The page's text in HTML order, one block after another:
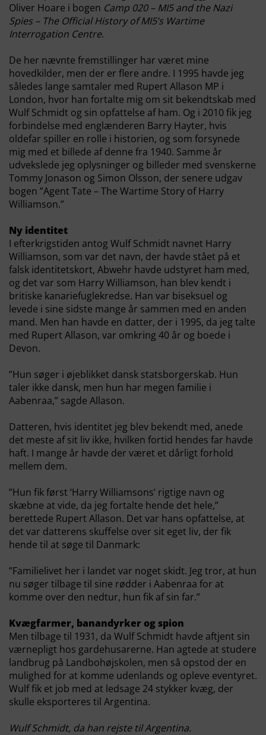
Oliver Hoare i bogen Camp 020 – MI5 and the Nazi
Spies – The Official History of MI5’s Wartime
Interrogation Centre.
De her nævnte fremstillinger har været mine
hovedkilder, men der er flere andre. I 1995 havde jeg
således lange samtaler med Rupert Allason MP i
London, hvor han fortalte mig om sit bekendtskab med
Wulf Schmidt og sin opfattelse af ham. Og i 2010 fik jeg
forbindelse med englænderen Barry Hayter, hvis
oldefar spiller en rolle i historien, og som forsynede
mig med et billede af denne fra 1940. Samme år
udvekslede jeg oplysninger og billeder med svenskerne
Tommy Jonason og Simon Olsson, der senere udgav
bogen ”Agent Tate – The Wartime Story of Harry
Williamson.”
Ny identitet
I efterkrigstiden antog Wulf Schmidt navnet Harry
Williamson, som var det navn, der havde stået på et
falsk identitetskort, Abwehr havde udstyret ham med,
og det var som Harry Williamson, han blev kendt i
britiske kanariefuglekredse. Han var biseksuel og
levede i sine sidste mange år sammen med en anden
mand. Men han havde en datter, der i 1995, da jeg talte
med Rupert Allason, var omkring 40 år og boede i
Devon.
”Hun søger i øjeblikket dansk statsborgerskab. Hun
taler ikke dansk, men hun har megen familie i
Aabenraa,” sagde Allason.
Datteren, hvis identitet jeg blev bekendt med, anede
det meste af sit liv ikke, hvilken fortid hendes far havde
haft. I mange år havde der været et dårligt forhold
mellem dem.
”Hun fik først ‘Harry Williamsons’ rigtige navn og
skæbne at vide, da jeg fortalte hende det hele,”
berettede Rupert Allason. Det var hans opfattelse, at
det var datterens skuffelse over sit eget liv, der fik
hende til at søge til Danmark:
”Familielivet her i landet var noget skidt. Jeg tror, at hun
nu søger tilbage til sine rødder i Aabenraa for at
komme over den nedtur, hun fik af sin far.”
Kvægfarmer, banandyrker og spion
Men tilbage til 1931, da Wulf Schmidt havde aftjent sin
værnepligt hos gardehusarerne. Han agtede at studere
landbrug på Landbohøjskolen, men så opstod der en
mulighed for at komme udenlands og opleve eventyret.
Wulf fik et job med at ledsage 24 stykker kvæg, der
skulle eksporteres til Argentina.
Wulf Schmidt, da han rejste til Argentina.